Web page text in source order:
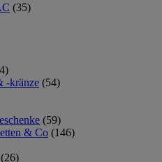
(35)
-kränze (54)
(59)
& Co (146)
(26)